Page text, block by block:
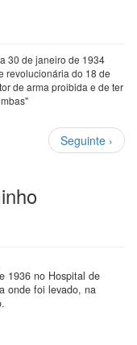
30 de janeiro de 1934
revolucionária do 18 de
de arma proibida e de ter
Próxima
página
Seguinte ›
1936 no Hospital de
onde foi levado, na